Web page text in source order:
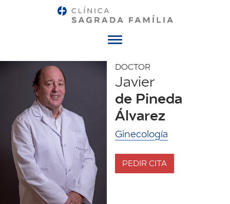
DOCTOR
Javier
de Pineda
Álvarez
Ginecología
PEDIR CITA